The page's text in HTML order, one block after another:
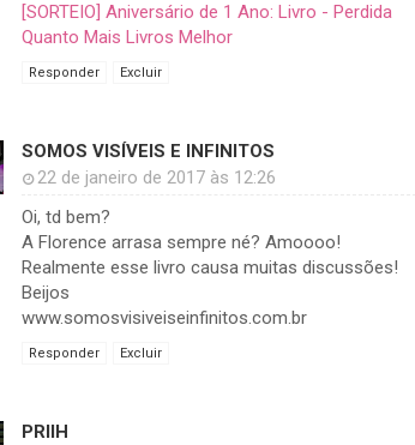
[SORTEIO] Aniversário de 1 Ano: Livro - Perdida
Quanto Mais Livros Melhor
Responder Excluir
SOMOS VISÍVEIS E INFINITOS
22 de janeiro de 2017 às 12:26
Oi, td bem?
A Florence arrasa sempre né? Amoooo!
Realmente esse livro causa muitas discussões!
Beijos
www.somosvisiveiseinfinitos.com.br
Responder Excluir
PRIIH